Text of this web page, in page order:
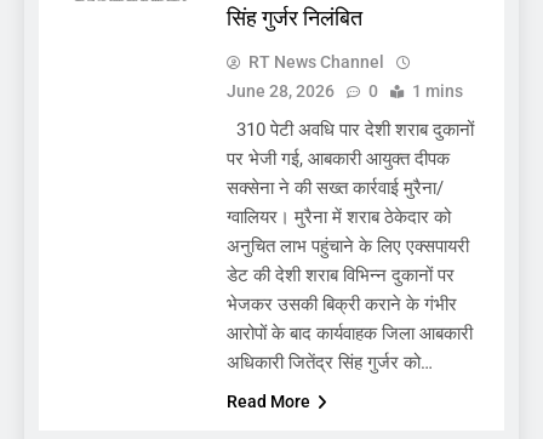
सिंह गुर्जर निलंबित
RT News Channel
June 28, 2026
0 1 mins
310 पेटी अवधि पार देशी शराब दुकानों
पर भेजी गई, आबकारी आयुक्त दीपक
सक्सेना ने की सख्त कार्रवाई मुरैना/
ग्वालियर। मुरैना में शराब ठेकेदार को
अनुचित लाभ पहुंचाने के लिए एक्सपायरी
डेट की देशी शराब विभिन्न दुकानों पर
भेजकर उसकी बिक्री कराने के गंभीर
आरोपों के बाद कार्यवाहक जिला आबकारी
अधिकारी जितेंद्र सिंह गुर्जर को…
Read More